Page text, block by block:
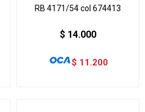
RB 4171/54 col 674413
$ 14.000
$ 11.200